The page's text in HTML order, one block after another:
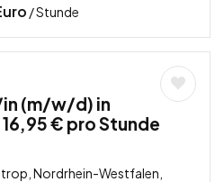
/ Stunde
(m/w/d) in
€ pro Stunde
Nordrhein-Westfalen,